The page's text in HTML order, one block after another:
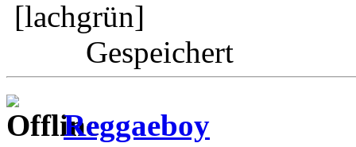
Gespeichert
Reggaeboy